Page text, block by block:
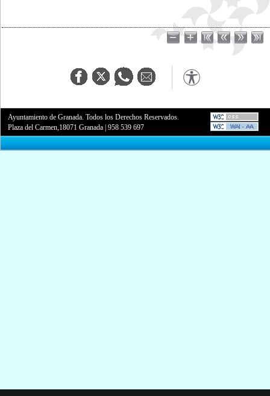
Ayuntamiento de Granada. Todos los Derechos Reservados.
Plaza del Carmen,18071 Granada |958 539 697